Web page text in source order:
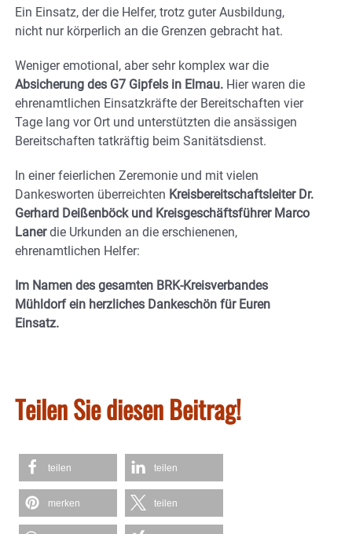
Ein Einsatz, der die Helfer, trotz guter Ausbildung,
nicht nur körperlich an die Grenzen gebracht hat.
Weniger emotional, aber sehr komplex war die
Absicherung des G7 Gipfels in Elmau. Hier waren die
ehrenamtlichen Einsatzkräfte der Bereitschaften vier
Tage lang vor Ort und unterstützten die ansässigen
Bereitschaften tatkräftig beim Sanitätsdienst.
In einer feierlichen Zeremonie und mit vielen
Dankesworten überreichten Kreisbereitschaftsleiter Dr.
Gerhard Deißenböck und Kreisgeschäftsführer Marco
Lanerdie Urkunden an die erschienenen,
ehrenamtlichen Helfer:
Im Namen des gesamten BRK-Kreisverbandes
Mühldorf ein herzliches Dankeschön für Euren
Einsatz.
Teilen Sie diesen Beitrag!
teilen teilen
merken teilen